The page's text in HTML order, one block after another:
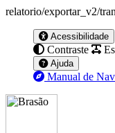
relatorio/exportar_v2/
Acessibilidade
Contraste
Ajuda
Manual de